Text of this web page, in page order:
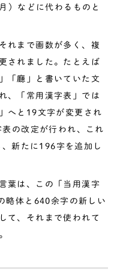
）などに代わるものと
れまで画数が多く、複
されました。たとえば
「廳」と書いていた文
、「常用漢字表」では
へと19文字が変更され
の改定が行われ、これ
新たに196字を追加し
葉は、この「当用漢字
略体と640余字の新しい
て、それまで使われて